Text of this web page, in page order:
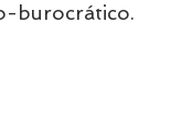
burocrático.